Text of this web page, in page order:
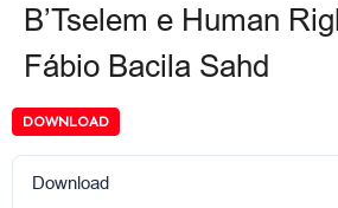
B’Tselem e Human
Fábio Bacila Sahd
DOWNLOAD
Download